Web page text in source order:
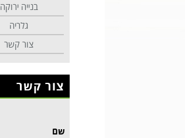
בנייה ירוקה
גלריה
צור קשר
צור קשר
שם